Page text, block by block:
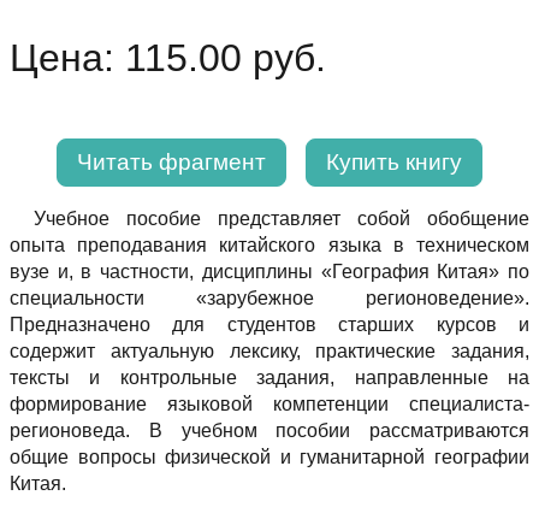
Цена: 115.00 руб.
Читать фрагмент Купить книгу
Учебное пособие представляет собой обобщение
опыта преподавания китайского языка в техническом
вузе и, в частности, дисциплины «География Китая» по
специальности «зарубежное регионоведение».
Предназначено для студентов старших курсов и
содержит актуальную лексику, практические задания,
тексты и контрольные задания, направленные на
формирование языковой компетенции специалиста-
регионоведа. В учебном пособии рассматриваются
общие вопросы физической и гуманитарной географии
Китая.